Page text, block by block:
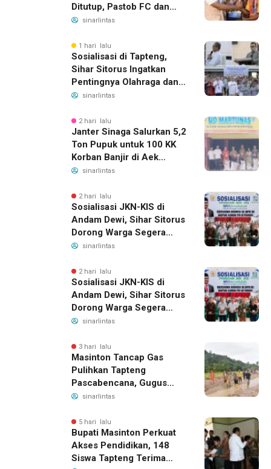
Ditutup, Pastob FC dan
Sahata FC Barus Raih
sinarlintas
1 hari lalu
Sosialisasi di Tapteng,
Sihar Sitorus Ingatkan
Pentingnya Olahraga dan
Deteksi Dini Penyakit
sinarlintas
2 hari lalu
Janter Sinaga Salurkan 5,2
Ton Pupuk untuk 100 KK
Korban Banjir di Aek
Horsik
sinarlintas
2 hari lalu
Sosialisasi JKN-KIS di
Andam Dewi, Sihar Sitorus
Dorong Warga Segera
Daftar BPJS Kesehatan
sinarlintas
2 hari lalu
Sosialisasi JKN-KIS di
Andam Dewi, Sihar Sitorus
Dorong Warga Segera
Daftar BPJS Kesehatan
sinarlintas
3 hari lalu
Masinton Tancap Gas
Pulihkan Tapteng
Pascabencana, Gugus
Tugas SAHATA SAOLOAN
Ancaman Banjir
sinarlintas
5 hari lalu
Bupati Masinton Perkuat
Akses Pendidikan, 148
Siswa Tapteng Terima